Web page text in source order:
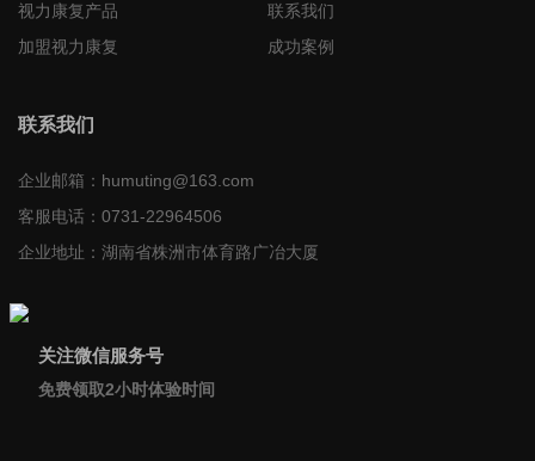
视力康复产品
加盟视力康复
联系我们
成功案例
联系我们
企业邮箱： humuting@163.com
客服电话： 0731-22964506
企业地址： 湖南省株洲市体育路广冶大厦
关注微信服务号
免费领取2小时体验时间